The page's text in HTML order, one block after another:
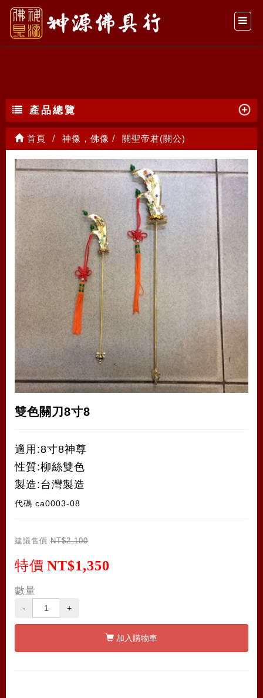
關聖帝君(關公)
產品總覽
首頁 神像，佛像 關聖帝君(關公)
雙色關刀8寸8
適用:8寸8神尊
性質:柳絲雙色
製造:台灣製造
代碼 ca0003-08
建議售價 NT$2,100
特價 NT$1,350
數量
- +
加入購物車